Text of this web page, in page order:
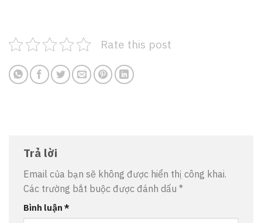
Rate this post
Trả lời
Email của bạn sẽ không được hiển thị công khai.
Các trường bắt buộc được đánh dấu *
Bình luận *